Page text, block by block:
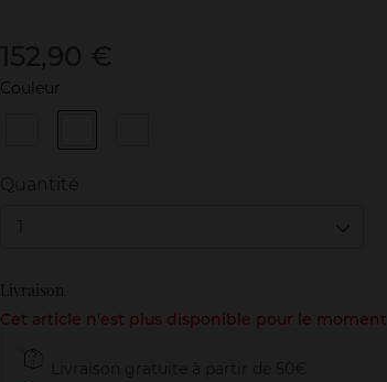
Couleur
NaturalGolden
1
Livraison
Cet article n'est plus disponible pour le moment